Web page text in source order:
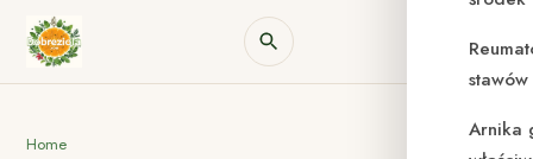
Arnika
Home